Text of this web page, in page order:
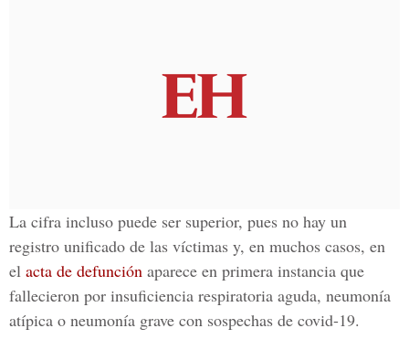
La cifra incluso puede ser superior, pues no hay un
registro unificado de las víctimas y, en muchos casos, en
el acta de defunción aparece en primera instancia que
fallecieron por insuficiencia respiratoria aguda, neumonía
atípica o neumonía grave con sospechas de covid-19.